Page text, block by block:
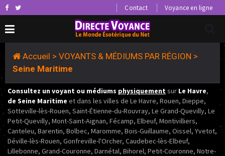
Contact Voyance en ligne
Accueil > VOYANTS & MÉDIUMS PAR RÉGION >
Seine Maritime
Consultez un voyant ou médiums physiquementsur Le Havre,
de Seine Maritime et dans les villes de Le Havre, Rouen, Dieppe,
Sotteville-lès-Rouen, Saint-Étienne-du-Rouvray, Le Grand-Quevilly, Le
Petit-Quevilly, Mont-Saint-Aignan, Fécamp, Elbeuf, Montivilliers,
Canteleu, Barentin, Bolbec, Maromme, Bois-Guillaume, Oissel, Yvetot,
Déville-lès-Rouen, Gonfreville-l'Orcher, Caudebec-lès-Elbeuf,
Lillebonne, Grand-Couronne, Darnétal, Bihorel, Petit-Couronne, Notre-